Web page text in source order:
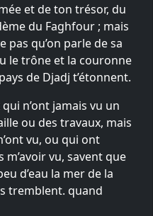
et de ton trésor, du
du Faghfour ; mais
pas qu’on parle de sa
le trône et la couronne
de Djadj t’étonnent.
n’ont jamais vu un
ou des travaux, mais
vu, ou qui ont
vu, savent que
d’eau la mer de la
tremblent. quand